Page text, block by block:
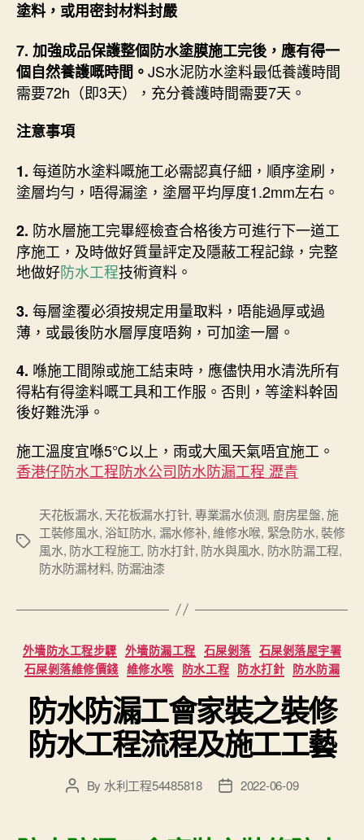
塗料，或用密封材料封嚴
7. 加強成品保護整個防水塗膜施工完後，應有得一
個自然養護嘅時間。JS水泥防水塗料最低養護時間
需要72h（即3天），充分養護時間需要7天。
注意事項
1. 每道防水塗料嘅施工必需認真仔細，順序塗刷，
塗層均勻，唔得漏塗，塗層平均厚度1.2mm左右。
2. 防水層施工完畢經檢查合格後方可進行下一道工
序施工，及時做好質量評定及隱蔽工程記錄，完整
地做好防水工程技術資料。
3. 每層塗覆必須按規定用量取料，唔能過厚或過
薄，或最後防水層厚度唔夠，可加塗一層。
4. 喺施工間隙或施工結束時，應儘快用水清洗所有
得粘有得塗料嘅工具和工作服。否則，等塗料幹固
後好難洗淨。
施工溫度宜喺5℃以上，雨或大風天氣唔宜施工。
香港仔防水工程防水公司防水防漏工程 瀝青
Tags
天花板漏水, 天花板漏水打针, 專業漏水侦测, 廚房星盤,施
工裝修風水, 浴缸防水, 漏水修补,維修水喉, 緊急防水,裝修
風水, 防水工程施工, 防水打針, 防水與風水, 防水防漏工程,
防水防漏材料, 防漏油漆
Categories
外墻防水工程步驟 外墻防漏工程 石屎剝落 石屎剝落屋宇署
石屎剝落維修價錢 維修水喉 防水工程 防水打針 防水防漏
防水防漏工會家裝之裝修
防水工程流程及施工工藝
PostBy 水利工程54485818
Post2022-06-09